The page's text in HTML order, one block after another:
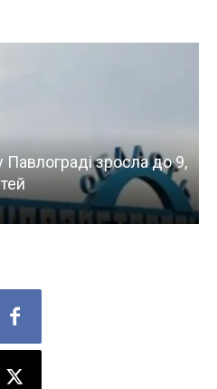
Павлограді зросла до 9,